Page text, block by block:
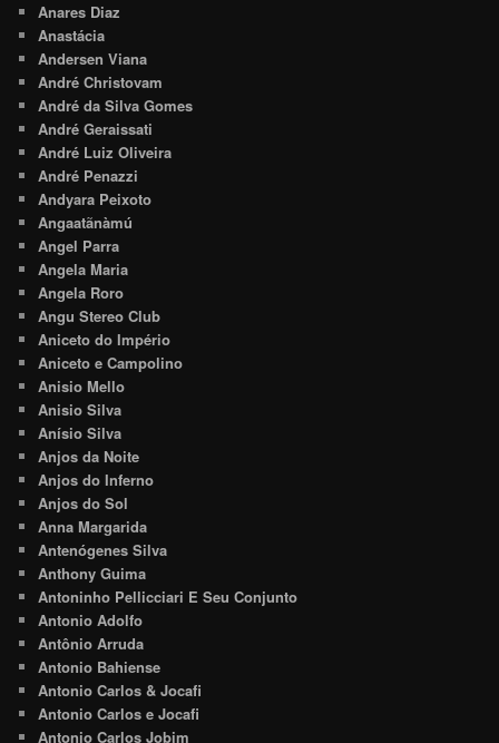
Anares Diaz
Anastácia
Andersen Viana
André Christovam
André da Silva Gomes
André Geraissati
André Luiz Oliveira
André Penazzi
Andyara Peixoto
Angaatãnàmú
Angel Parra
Angela Maria
Angela Roro
Angu Stereo Club
Aniceto do Império
Aniceto e Campolino
Anisio Mello
Anisio Silva
Anísio Silva
Anjos da Noite
Anjos do Inferno
Anjos do Sol
Anna Margarida
Antenógenes Silva
Anthony Guima
Antoninho Pellicciari E Seu Conjunto
Antonio Adolfo
Antônio Arruda
Antonio Bahiense
Antonio Carlos & Jocafi
Antonio Carlos e Jocafi
Antonio Carlos Jobim